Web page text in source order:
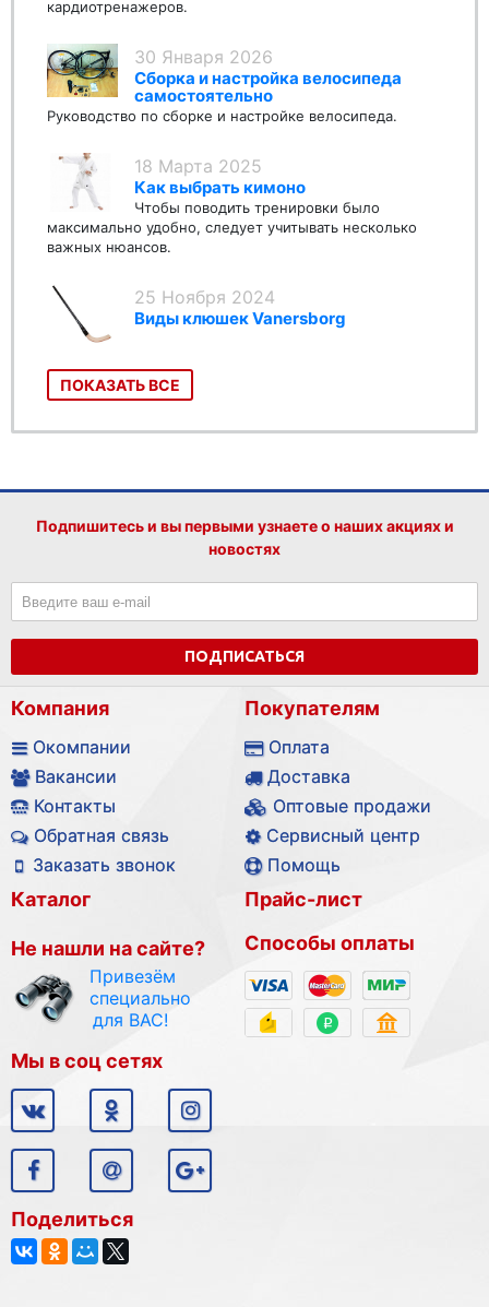
кардиотренажеров.
30 Января 2026
Сборка и настройка велосипеда
самостоятельно
Руководство по сборке и настройке велосипеда.
18 Марта 2025
Как выбрать кимоно
Чтобы поводить тренировки было
максимально удобно, следует учитывать несколько
важных нюансов.
25 Ноября 2024
Виды клюшек Vanersborg
ПОКАЗАТЬ ВСЕ
Подпишитесь и вы первыми узнаете о наших акциях и
новостях
ПОДПИСАТЬСЯ
Компания
Окомпании
Вакансии
Контакты
Обратная связь
Заказать звонок
Покупателям
Оплата
Доставка
Оптовые продажи
Сервисный центр
Помощь
Каталог
Не нашли на сайте?
Привезём
специально
для ВАС!
Прайс-лист
Способы оплаты
Мы в соц сетях
Поделиться